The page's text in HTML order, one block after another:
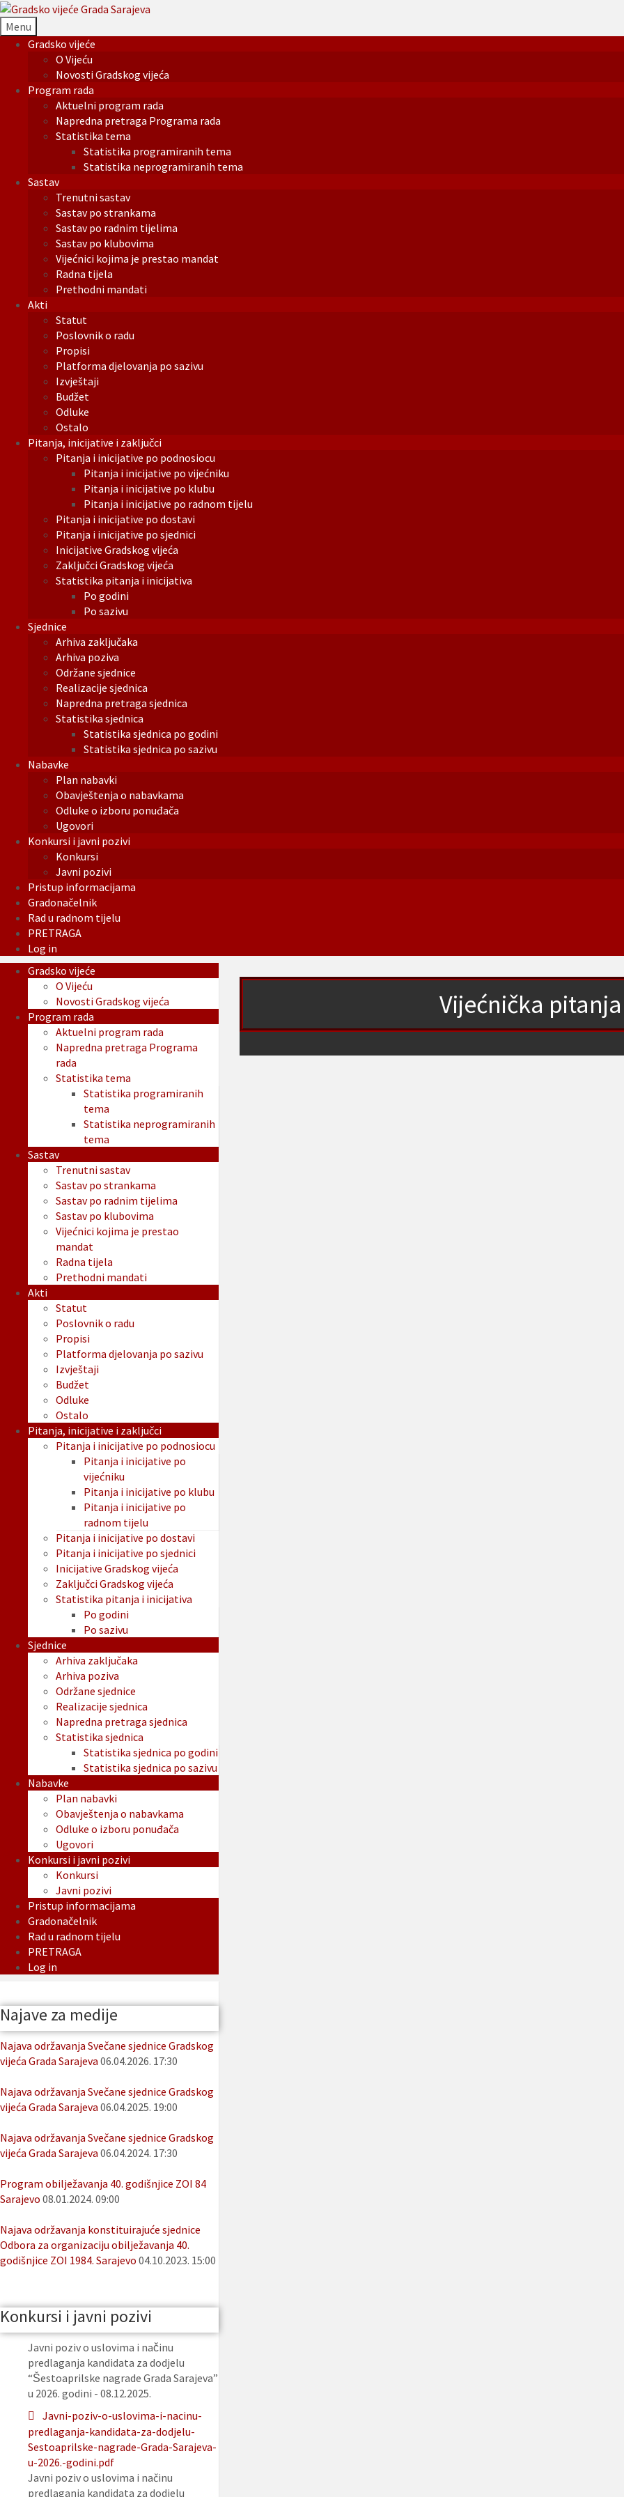
Menu
Gradsko vijeće
O Vijeću
Novosti Gradskog vijeća
Program rada
Aktuelni program rada
Napredna pretraga Programa rada
Statistika tema
Statistika programiranih tema
Statistika neprogramiranih tema
Sastav
Trenutni sastav
Sastav po strankama
Sastav po radnim tijelima
Sastav po klubovima
Vijećnici kojima je prestao mandat
Radna tijela
Prethodni mandati
Akti
Statut
Poslovnik o radu
Propisi
Platforma djelovanja po sazivu
Izvještaji
Budžet
Odluke
Ostalo
Pitanja, inicijative i zaključci
Pitanja i inicijative po podnosiocu
Pitanja i inicijative po vijećniku
Pitanja i inicijative po klubu
Pitanja i inicijative po radnom tijelu
Pitanja i inicijative po dostavi
Pitanja i inicijative po sjednici
Inicijative Gradskog vijeća
Zaključci Gradskog vijeća
Statistika pitanja i inicijativa
Po godini
Po sazivu
Sjednice
Arhiva zaključaka
Arhiva poziva
Održane sjednice
Realizacije sjednica
Napredna pretraga sjednica
Statistika sjednica
Statistika sjednica po godini
Statistika sjednica po sazivu
Nabavke
Plan nabavki
Obavještenja o nabavkama
Odluke o izboru ponuđača
Ugovori
Konkursi i javni pozivi
Konkursi
Javni pozivi
Pristup informacijama
Gradonačelnik
Rad u radnom tijelu
PRETRAGA
Log in
Vijećnička
Gradsko vijeće
O Vijeću
Novosti Gradskog vijeća
Program rada
Aktuelni program rada
Napredna pretraga Programa
rada
Statistika tema
Statistika programiranih
tema
Statistika neprogramiranih
tema
Sastav
Trenutni sastav
Sastav po strankama
Sastav po radnim tijelima
Sastav po klubovima
Vijećnici kojima je prestao
mandat
Radna tijela
Prethodni mandati
Akti
Statut
Poslovnik o radu
Propisi
Platforma djelovanja po sazivu
Izvještaji
Budžet
Odluke
Ostalo
Pitanja, inicijative i zaključci
Pitanja i inicijative po podnosiocu
Pitanja i inicijative po
vijećniku
Pitanja i inicijative po klubu
Pitanja i inicijative po
radnom tijelu
Pitanja i inicijative po dostavi
Pitanja i inicijative po sjednici
Inicijative Gradskog vijeća
Zaključci Gradskog vijeća
Statistika pitanja i inicijativa
Po godini
Po sazivu
Sjednice
Arhiva zaključaka
Arhiva poziva
Održane sjednice
Realizacije sjednica
Napredna pretraga sjednica
Statistika sjednica
Statistika sjednica po godini
Statistika sjednica po sazivu
Nabavke
Plan nabavki
Obavještenja o nabavkama
Odluke o izboru ponuđača
Ugovori
Konkursi i javni pozivi
Konkursi
Javni pozivi
Pristup informacijama
Gradonačelnik
Rad u radnom tijelu
PRETRAGA
Log in
Najave za medije
Najava održavanja Svečane sjednice Gradskog
vijeća Grada Sarajeva 06.04.2026. 17:30
Najava održavanja Svečane sjednice Gradskog
vijeća Grada Sarajeva 06.04.2025. 19:00
Najava održavanja Svečane sjednice Gradskog
vijeća Grada Sarajeva 06.04.2024. 17:30
Program obilježavanja 40. godišnjice ZOI 84
Sarajevo 08.01.2024. 09:00
Najava održavanja konstituirajuće sjednice
Odbora za organizaciju obilježavanja 40.
godišnjice ZOI 1984. Sarajevo 04.10.2023. 15:00
Konkursi i javni pozivi
Javni poziv o uslovima i načinu
predlaganja kandidata za dodjelu
“Šestoaprilske nagrade Grada Sarajeva”
u 2026. godini - 08.12.2025.
Javni-poziv-o-uslovima-i-nacinu-
predlaganja-kandidata-za-dodjelu-
Sestoaprilske-nagrade-Grada-Sarajeva-
u-2026.-godini.pdf
Javni poziv o uslovima i načinu
predlaganja kandidata za dodjelu